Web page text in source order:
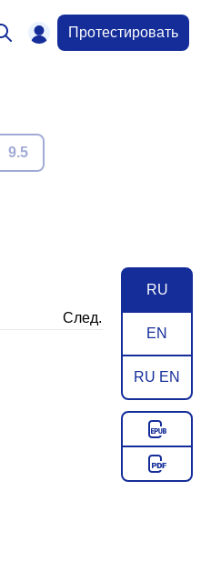
Протестировать
9.5
RU
EN
RU EN
След.